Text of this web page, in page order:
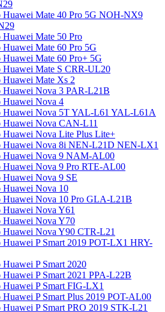
Huawei Mate 40 Pro 5G NOH-NX9
Huawei Mate 50 Pro
Huawei Mate 60 Pro 5G
Huawei Mate 60 Pro+ 5G
Huawei Mate S CRR-UL20
Huawei Mate Xs 2
Huawei Nova 3 PAR-L21B
Huawei Nova 4
Huawei Nova 5T YAL-L61 YAL-L61A
Huawei Nova CAN-L11
Huawei Nova Lite Plus Lite+
Huawei Nova 8i NEN-L21D NEN-LX1
Huawei Nova 9 NAM-AL00
Huawei Nova 9 Pro RTE-AL00
Huawei Nova 9 SE
Huawei Nova 10
Huawei Nova 10 Pro GLA-L21B
Huawei Nova Y61
Huawei Nova Y70
Huawei Nova Y90 CTR-L21
Huawei P Smart 2019 POT-LX1 HRY-
Huawei P Smart 2020
Huawei P Smart 2021 PPA-L22B
Huawei P Smart FIG-LX1
Huawei P Smart Plus 2019 POT-AL00
Huawei P Smart PRO 2019 STK-L21